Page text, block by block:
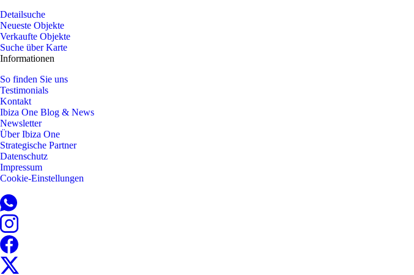
Detailsuche
Neueste Objekte
Verkaufte Objekte
Suche über Karte
Informationen
So finden Sie uns
Testimonials
Kontakt
Ibiza One Blog & News
Newsletter
Über Ibiza One
Strategische Partner
Datenschutz
Impressum
Cookie-Einstellungen